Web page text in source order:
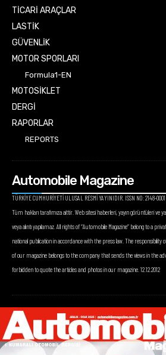
TİCARİ ARAÇLAR
LASTİK
GÜVENLİK
MOTOR SPORLARI
Formula1-EN
MOTOSİKLET
DERGİ
RAPORLAR
REPORTS
Automobile Magazine
TÜRKİYE CUMHURİYETİ ULUSAL RESMİ YAYINIDIR. ISSN NO: 2148-0001
Tüm hakları tarafımıza aittir. Web sitesi haberleri, yayın görüntüleri ve
veya alıntı yapılamaz. All rights of “Automobile Magazine” belong to a
national publication in accordance with the press law. The
of our magazine belongs to the company that sends the views in the
forbidden to quote the articles and photos in our magazine. 12.12.2012